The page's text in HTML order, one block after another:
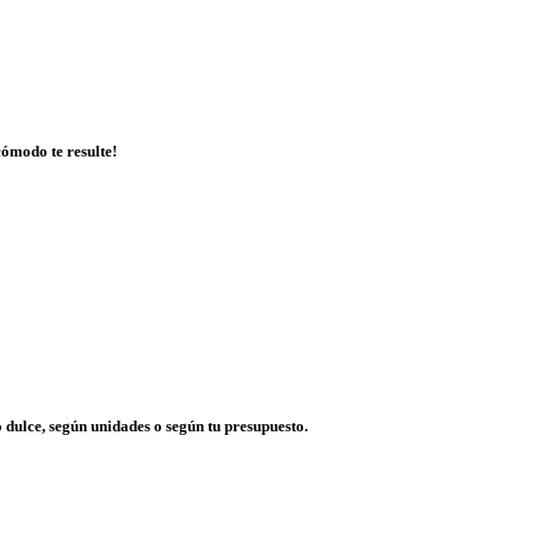
te resulte!
según unidades o según tu presupuesto.